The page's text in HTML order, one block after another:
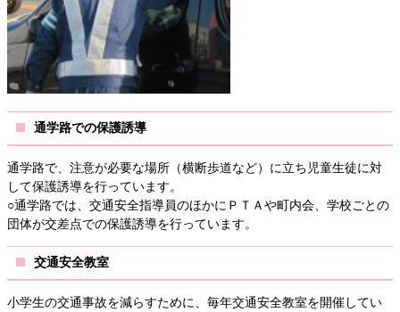
通学路での保護誘導
通学路で、注意が必要な場所（横断歩道など）に立ち児童生徒に対
して保護誘導を行っています。
○通学路では、交通安全指導員のほかにＰＴＡや町内会、学校ごとの
団体が交差点での保護誘導を行っています。
交通安全教室
小学生の交通事故を減らすために、毎年交通安全教室を開催してい